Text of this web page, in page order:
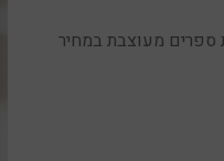
ספרים מעוצבת במחיר